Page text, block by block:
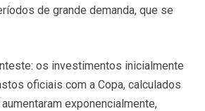
de grande demanda, que se
os investimentos inicialmente
oficiais com a Copa, calculados
exponencialmente,